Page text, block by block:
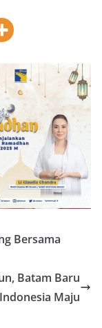
Bersama
Batam Baru
Indonesia Maju